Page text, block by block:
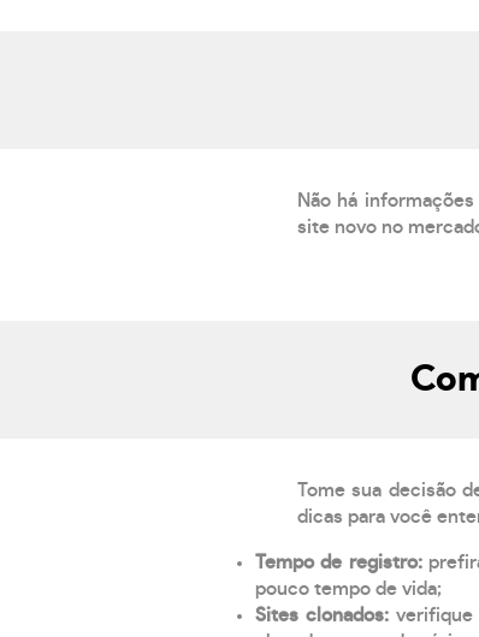
Não há
site novo no
Tome sua decisão
dicas para você
Tempo de registro:
pouco tempo de vida;
Sites clonados: verifique